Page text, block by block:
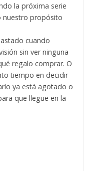
la próxima serie
nuestro propósito
cuando
sin ver ninguna
regalo comprar. O
tiempo en decidir
ya está agotado o
que llegue en la